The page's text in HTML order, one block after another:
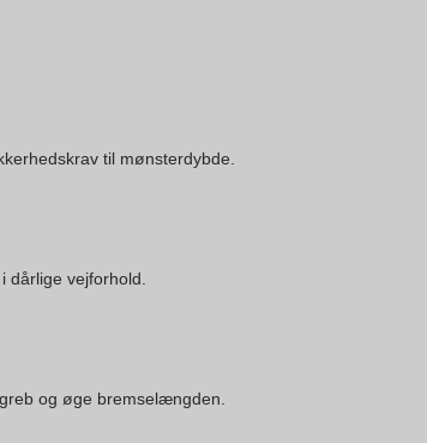
til mønsterdybde.
dårlige vejforhold.
og øge bremselængden.